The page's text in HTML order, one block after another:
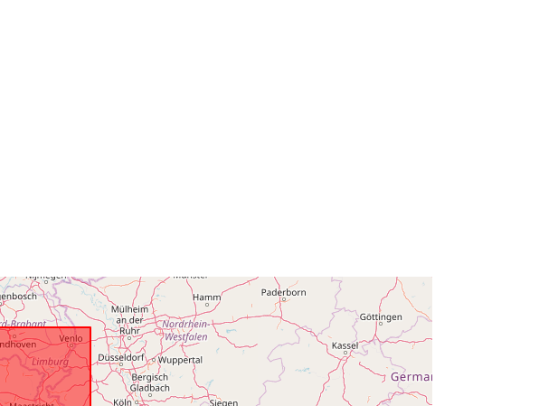
01 January 2018
- 31 December 2018